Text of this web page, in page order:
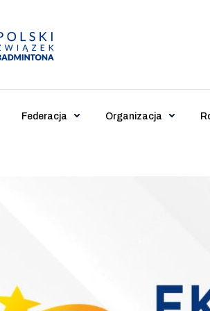
Federacja Organizacja